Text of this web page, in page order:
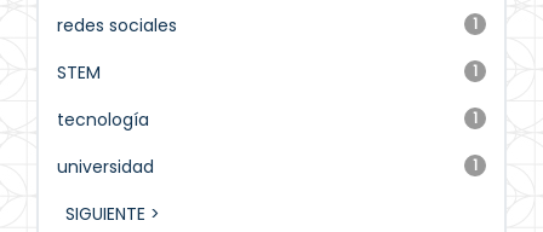
1
redes sociales
1
STEM
1
tecnología
1
universidad
SIGUIENTE >